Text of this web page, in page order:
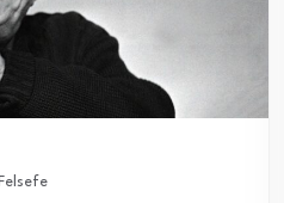
Felsefe